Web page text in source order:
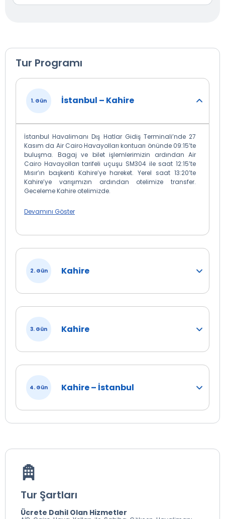
Tur Programı
1. Gün İstanbul – Kahire
İstanbul Havalimanı Dış Hatlar Gidiş Terminali’nde 27
Kasım da Air Cairo Havayolları kontuarı önünde 09:15’te
buluşma. Bagaj ve bilet işlemlerimizin ardından Air
Cairo Havayolları tarifeli uçuşu SM304 ile saat 12:15’te
Mısır’ın başkenti Kahire’ye hareket. Yerel saat 13:20’te
Kahire’ye varışımızın ardından otelimize transfer.
Geceleme Kahire otelimizde.
Devamını Göster
2. Gün Kahire
3. Gün Kahire
4. Gün Kahire – İstanbul
Tur Şartları
Ücrete Dahil Olan Hizmetler